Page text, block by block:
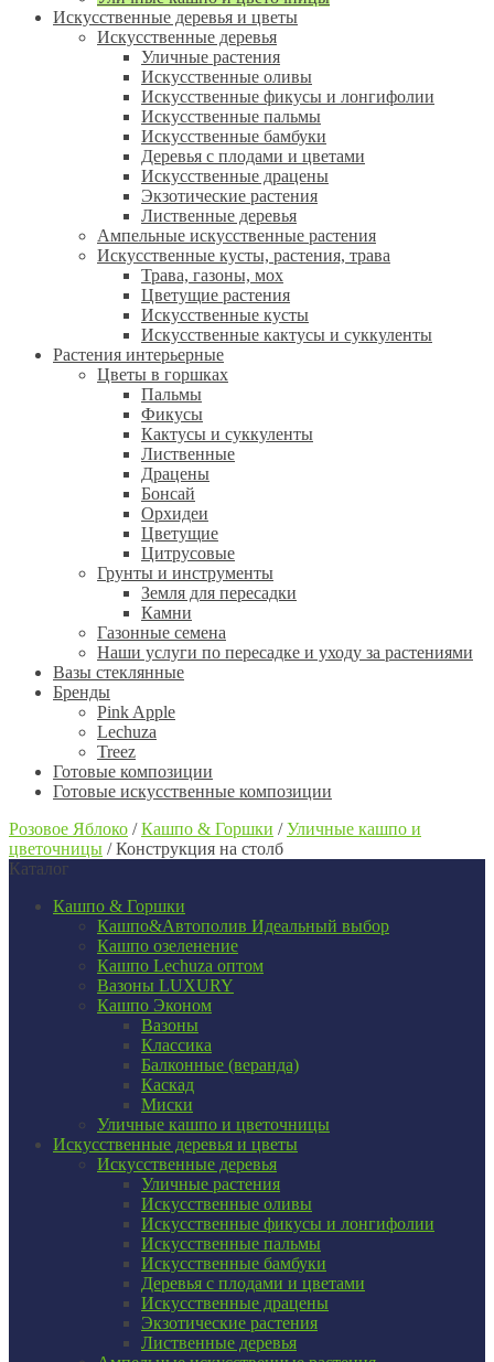
Искусственные деревья и цветы
Искусственные деревья
Уличные растения
Искусственные оливы
Искусственные фикусы и лонгифолии
Искусственные пальмы
Искусственные бамбуки
Деревья с плодами и цветами
Искусственные драцены
Экзотические растения
Лиственные деревья
Ампельные искусственные растения
Искусственные кусты, растения, трава
Трава, газоны, мох
Цветущие растения
Искусственные кусты
Искусственные кактусы и суккуленты
Растения интерьерные
Цветы в горшках
Пальмы
Фикусы
Кактусы и суккуленты
Лиственные
Драцены
Бонсай
Орхидеи
Цветущие
Цитрусовые
Грунты и инструменты
Земля для пересадки
Камни
Газонные семена
Наши услуги по пересадке и уходу за растениями
Вазы стеклянные
Бренды
Pink Apple
Lechuza
Treez
Готовые композиции
Готовые искусственные композиции
Розовое Яблоко /Кашпо & Горшки /Уличные кашпо и
цветочницы /Конструкция на столб
Каталог
Кашпо & Горшки
Кашпо&Автополив Идеальный выбор
Кашпо озеленение
Кашпо Lechuza оптом
Вазоны LUXURY
Кашпо Эконом
Вазоны
Классика
Балконные (веранда)
Каскад
Миски
Уличные кашпо и цветочницы
Искусственные деревья и цветы
Искусственные деревья
Уличные растения
Искусственные оливы
Искусственные фикусы и лонгифолии
Искусственные пальмы
Искусственные бамбуки
Деревья с плодами и цветами
Искусственные драцены
Экзотические растения
Лиственные деревья